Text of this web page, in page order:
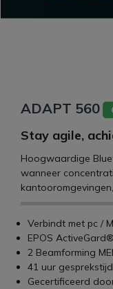
ADAPT 560
Stay agile,
Hoogwaardige
wanneer
Verbindt met pc /
EPOS
2 Beamforming
41 uur gesprekstijd
Gecertificeerd